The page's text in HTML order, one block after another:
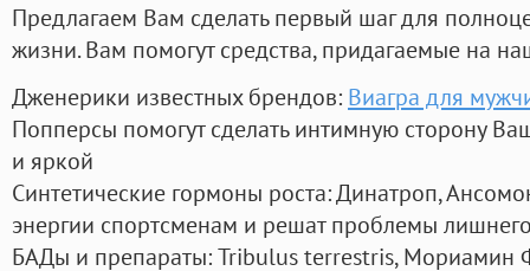
Предлагаем Вам сделать первый шаг для
жизни. Вам помогут средства, придагаемые на
Дженерики известных брендов: Виагра для
Попперсы помогут сделать интимную сторону
и яркой
Синтетические гормоны роста: Динатроп,
энергии спортсменам и решат проблемы
БАДы и препараты:Tribulus terrestris, Мориамин